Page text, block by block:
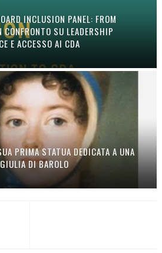
INCLUSION PANEL: FROM
CONFRONTO SU LEADERSHIP
E ACCESSO AI CDA
PRIMA STATUA DEDICATA A UNA
DI BAROLO